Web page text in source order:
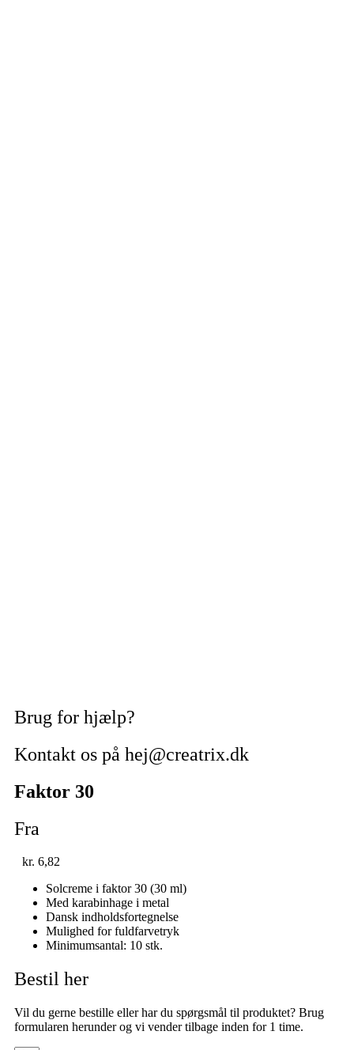
Brug for hjælp?
Kontakt os på hej@creatrix.dk
Faktor 30
Fra
kr. 6,82
Solcreme i faktor 30 (30 ml)
Med karabinhage i metal
Dansk indholdsfortegnelse
Mulighed for fuldfarvetryk
Minimumsantal: 10 stk.
Bestil her
Vil du gerne bestille eller har du spørgsmål til produktet? Brug
formularen herunder og vi vender tilbage inden for 1 time.